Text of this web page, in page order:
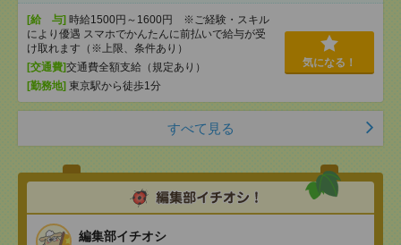
[給 与] 時給1500円～1600円 ※ご経験・スキル
により優遇 スマホでかんたんに前払いで給与が受
け取れます（※上限、条件あり）
[交通費]交通費全額支給（規定あり）
[勤務地] 東京駅から徒歩1分
気になる！
すべて見る
編集部イチオシ